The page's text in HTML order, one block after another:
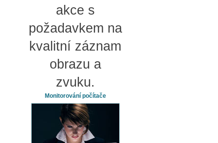
akce s
požadavkem na
kvalitní záznam
obrazu a
zvuku.
Monitorování počítače